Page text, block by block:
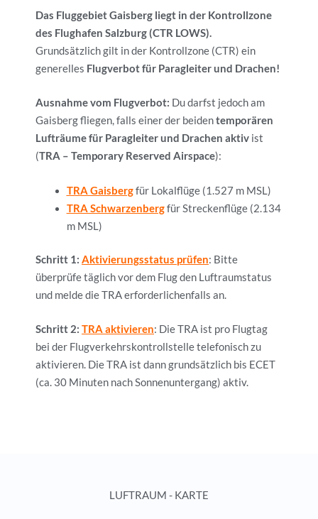
Das Fluggebiet Gaisberg liegt in der Kontrollzone
des Flughafen Salzburg(CTR LOWS).
Grundsätzlich gilt in der Kontrollzone (CTR) ein
generelles Flugverbot für Paragleiter und Drachen!
Ausnahme vom Flugverbot: Du darfst jedoch am
Gaisberg fliegen, falls einer der beidentemporären
Lufträume für Paragleiter und Drachen aktiv ist
(TRA – Temporary Reserved Airspace):
TRA Gaisbergfür Lokalflüge (1.527 m MSL)
TRA Schwarzenbergfür Streckenflüge (2.134
m MSL)
Schritt 1: Aktivierungsstatus prüfen: Bitte
überprüfe täglich vor dem Flug den Luftraumstatus
und melde die TRA erforderlichenfalls an.
Schritt 2: TRA aktivieren: Die TRA ist pro Flugtag
bei der Flugverkehrskontrollstelle telefonisch zu
aktivieren. Die TRA ist dann grundsätzlich bis ECET
(ca. 30 Minuten nach Sonnenuntergang) aktiv.
LUFTRAUM - KARTE